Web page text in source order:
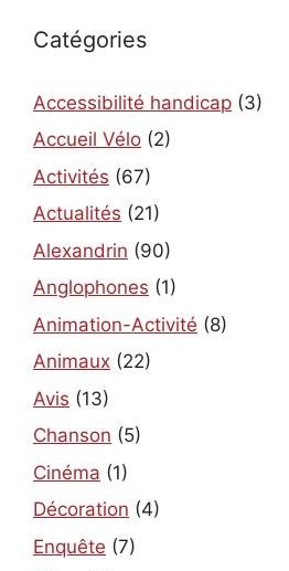
Catégories
Accessibilité handicap (3)
Accueil Vélo (2)
Activités (67)
Actualités (21)
Alexandrin (90)
Anglophones (1)
Animation-Activité (8)
Animaux (22)
Avis (13)
Chanson (5)
Cinéma (1)
Décoration (4)
Enquête (7)